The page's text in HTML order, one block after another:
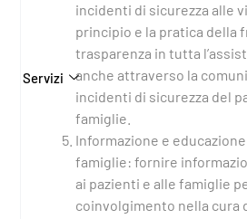
Servizi
incidenti di sicurezza alle
principio e la pratica della
trasparenza in tutta
anche attraverso la
incidenti di sicurezza del
famiglie.
Informazione e
famiglie: fornire
ai pazienti e alle famiglie
coinvolgimento nella cura